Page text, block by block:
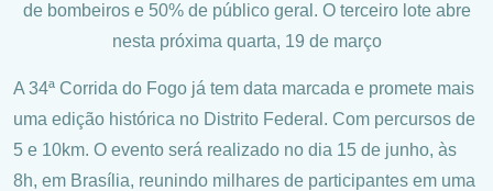
de bombeiros e 50% de público geral. O terceiro lote abre
nesta próxima quarta, 19 de março
A 34ª Corrida do Fogo já tem data marcada e promete mais
uma edição histórica no Distrito Federal. Com percursos de
5 e 10km. O evento será realizado no dia 15 de junho, às
8h, em Brasília, reunindo milhares de participantes em uma